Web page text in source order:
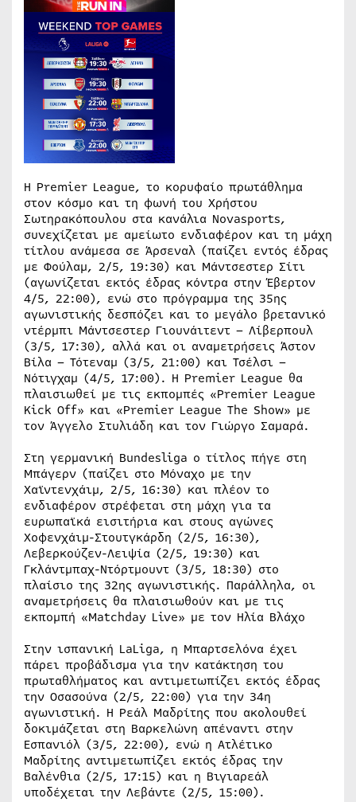
H Premier League, το κορυφαίο πρωτάθλημα
στον κόσμο και τη φωνή του Χρήστου
Σωτηρακόπουλου στα κανάλια Novasports,
συνεχίζεται με αμείωτο ενδιαφέρον και τη μάχη
τίτλου ανάμεσα σε Άρσεναλ (παίζει εντός έδρας
με Φούλαμ, 2/5, 19:30) και Μάντσεστερ Σίτι
(αγωνίζεται εκτός έδρας κόντρα στην Έβερτον
4/5, 22:00), ενώ στο πρόγραμμα της 35ης
αγωνιστικής δεσπόζει και το μεγάλο βρετανικό
ντέρμπι Μάντσεστερ Γιουνάιτεντ – Λίβερπουλ
(3/5, 17:30), αλλά και οι αναμετρήσεις Άστον
Βίλα – Τότεναμ (3/5, 21:00) και Τσέλσι –
Νότιγχαμ (4/5, 17:00). Η Premier League θα
πλαισιωθεί με τις εκπομπές «Premier League
Kick Off» και «Premier League The Show» με
τον Άγγελο Στυλιάδη και τον Γιώργο Σαμαρά.
Στη γερμανική Bundesliga ο τίτλος πήγε στη
Μπάγερν (παίζει στο Μόναχο με την
Χαϊντενχάιμ, 2/5, 16:30) και πλέον το
ενδιαφέρον στρέφεται στη μάχη για τα
ευρωπαϊκά εισιτήρια και στους αγώνες
Χοφενχάιμ-Στουτγκάρδη (2/5, 16:30),
Λεβερκούζεν-Λειψία (2/5, 19:30) και
Γκλάντμπαχ-Ντόρτμουντ (3/5, 18:30) στο
πλαίσιο της 32ης αγωνιστικής. Παράλληλα, οι
αναμετρήσεις θα πλαισιωθούν και με τις
εκπομπή «Matchday Live» με τον Ηλία Βλάχο
Στην ισπανική LaLiga, η Μπαρτσελόνα έχει
πάρει προβάδισμα για την κατάκτηση του
πρωταθλήματος και αντιμετωπίζει εκτός έδρας
την Οσασούνα (2/5, 22:00) για την 34η
αγωνιστική. Η Ρεάλ Μαδρίτης που ακολουθεί
δοκιμάζεται στη Βαρκελώνη απέναντι στην
Εσπανιόλ (3/5, 22:00), ενώ η Ατλέτικο
Μαδρίτης αντιμετωπίζει εκτός έδρας την
Βαλένθια (2/5, 17:15) και η Βιγιαρεάλ
υποδέχεται την Λεβάντε (2/5, 15:00).